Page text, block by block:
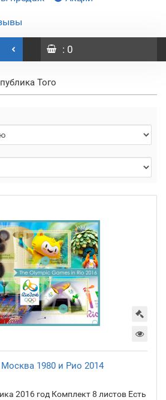
: 0
Того
1980 и Рио 2014
2016 год Комплект 8 листов Есть